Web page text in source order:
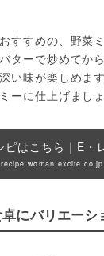
すすめの、野菜
ターで炒めてか
い味が楽しめま
ーに仕上げましょ
ピはこちら｜E・
にバリエーシ